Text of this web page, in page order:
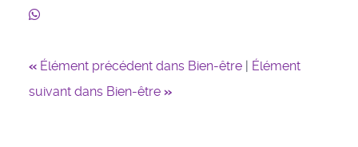
« Élément précédent dans Bien-être | Élément
suivant dans Bien-être »